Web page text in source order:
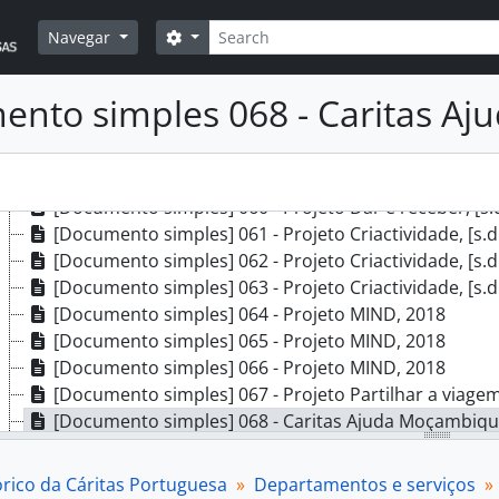
Navegar
Pesquisar
Opções de busca
simples 068 - Caritas
[Documento composto] 053 - Campanhas Cáritas
[Documento composto] 054 - Campanhas Cáritas
[Documento composto] 055 - Campanhas Cáritas
[Documento composto] 056 - Campanhas Cáritas
[Documento composto] 057 - Campanhas Cáritas
[Documento composto] 058 - Campanhas Cáritas
[Documento simples] 059 - Encontro sobre o
[Documento simples] 060 - Projeto Dar e receber,
[Documento simples] 061 - Projeto Criactividade,
[Documento simples] 062 - Projeto Criactividade,
[Documento simples] 063 - Projeto Criactividade,
[Documento simples] 064 - Projeto MIND, 2018
[Documento simples] 065 - Projeto MIND, 2018
[Documento simples] 066 - Projeto MIND, 2018
[Documento simples] 067 - Projeto Partilhar a
[Documento simples] 068 - Caritas Ajuda
[Documento simples] 069 - 10 milhões de estrelas
[Documento simples] 070 - 10 milhões de estrelas
da Cáritas Portuguesa Departamentos e serviços